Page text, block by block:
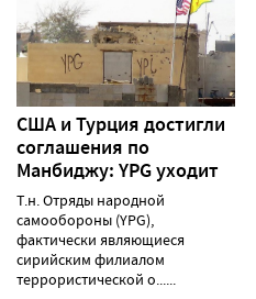
США и Турция достигли
соглашения по
Манбиджу: YPG уходит
Т.н. Отряды народной
самообороны (YPG),
фактически являющиеся
сирийским филиалом
террористической о......